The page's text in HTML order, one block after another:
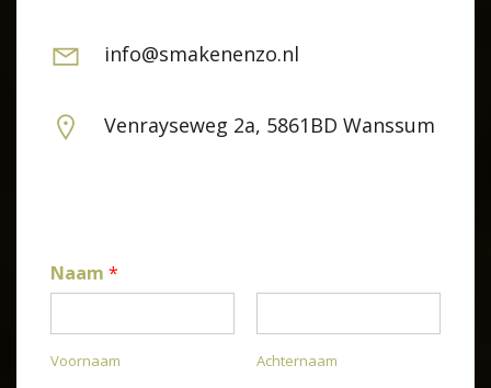
info@smakenenzo.nl
Venrayseweg 2a, 5861BD Wanssum
Naam *
Voornaam Achternaam